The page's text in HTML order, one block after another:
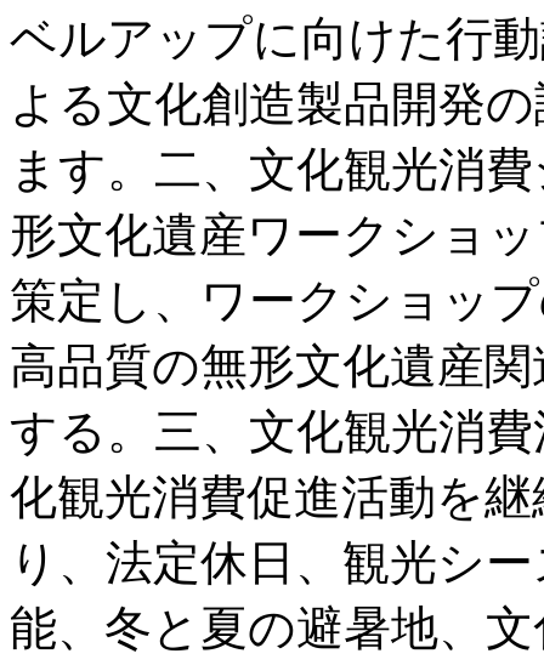
ベルアップに向けた行
よる文化創造製品開発
ます。二、文化観光消
形文化遺産ワークショ
策定し、ワークショッ
高品質の無形文化遺産
する。三、文化観光消
化観光消費促進活動を
り、法定休日、観光シ
能、冬と夏の避暑地、